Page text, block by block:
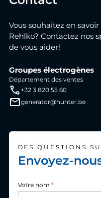
Vous souhaitez en
Rehlko? Contactez nos
de vous aider!
Groupes électrogènes
Département des ventes
+32 3 820 55 60
generator@hunter.be
DES QUESTIONS
Envoyez-
Votre nom *